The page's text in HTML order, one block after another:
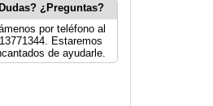
¿Preguntas?
por teléfono al
Estaremos
de ayudarle.